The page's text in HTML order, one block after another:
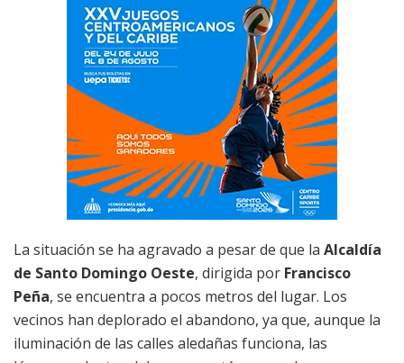
La situación se ha agravado a pesar de que la Alcaldía
de Santo Domingo Oeste, dirigida por Francisco
Peña, se encuentra a pocos metros del lugar. Los
vecinos han deplorado el abandono, ya que, aunque la
iluminación de las calles aledañas funciona, las